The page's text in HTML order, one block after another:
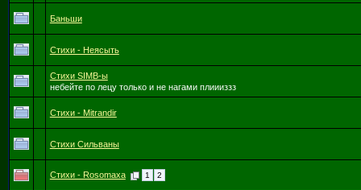
Баньши
Стихи - Неясыть
Стихи SIMB-ы
небейте по лецу только и не нагами плиииззз
Стихи - Mitrandir
Стихи Сильваны
Стихи - Rosomaxa 1 2